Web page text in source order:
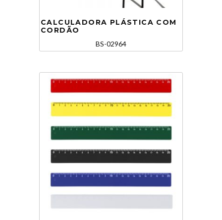
CALCULADORA PLÁSTICA COM
CORDÃO
BS-02964